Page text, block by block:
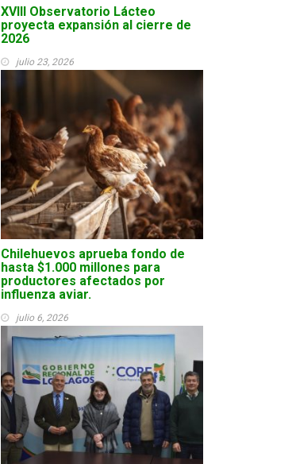
XVIII Observatorio Lácteo
proyecta expansión al cierre de
2026
julio 23, 2026
Chilehuevos aprueba fondo de
hasta $1.000 millones para
productores afectados por
influenza aviar.
julio 6, 2026